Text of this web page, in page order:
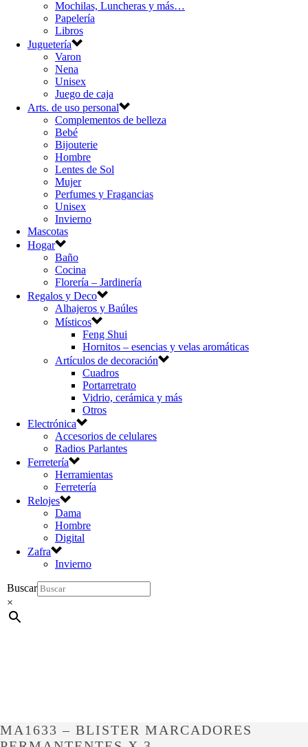
Mochilas, Luncheras y más…
Papelería
Libros
Juguetería
Varon
Nena
Unisex
Juego de caja
Arts. de uso personal
Complementos de belleza
Bebé
Bijouterie
Hombre
Lentes de Sol
Mujer
Perfumes y Fragancias
Unisex
Invierno
Mascotas
Hogar
Baño
Cocina
Florería – Jardinería
Regalos y Deco
Alhajeros y Baúles
Místicos
Feng Shui
Hornitos – esencias y velas aromáticas
Artículos de decoración
Cuadros
Portarretrato
Vidrio, cerámica y más
Otros
Electrónica
Accesorios de celulares
Radios Parlantes
Ferretería
Herramientas
Ferretería
Relojes
Dama
Hombre
Digital
Zafra
Invierno
Buscar
×
MA1633 – BLISTER MARCADORES